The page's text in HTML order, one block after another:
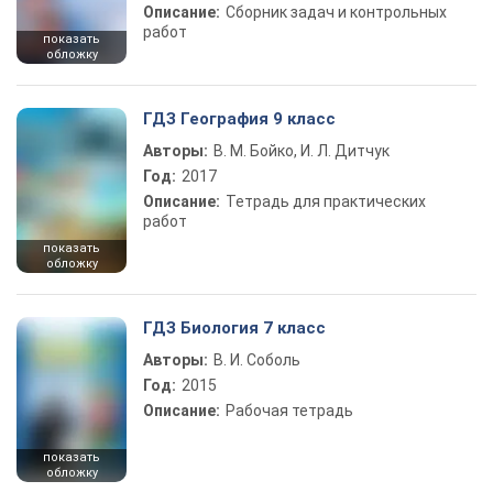
показать
обложку
Описание: Сборник задач и контрольных
работ
показать
обложку
ГДЗ География 9 класс
Авторы: В. М. Бойко, И. Л. Дитчук
Год: 2017
Описание: Тетрадь для практических
работ
показать
обложку
ГДЗ Биология 7 класс
Авторы: В. И. Соболь
Год: 2015
Описание: Рабочая тетрадь